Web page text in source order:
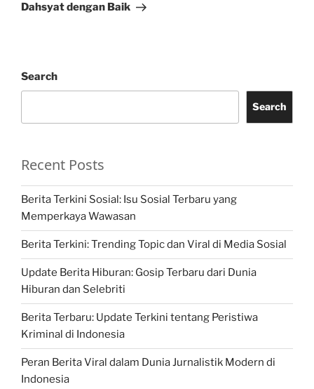
Dahsyat dengan Baik
Search
Search
Recent Posts
Berita Terkini Sosial: Isu Sosial Terbaru yang
Memperkaya Wawasan
Berita Terkini: Trending Topic dan Viral di Media Sosial
Update Berita Hiburan: Gosip Terbaru dari Dunia
Hiburan dan Selebriti
Berita Terbaru: Update Terkini tentang Peristiwa
Kriminal di Indonesia
Peran Berita Viral dalam Dunia Jurnalistik Modern di
Indonesia